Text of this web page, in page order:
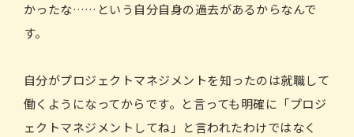
かったな……という自分自身の過去があるからなんで
す。
自分がプロジェクトマネジメントを知ったのは就職して
働くようになってからです。と言っても明確に「プロジ
ェクトマネジメントしてね」と言われたわけではなく